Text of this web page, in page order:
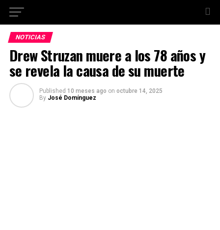
NOTICIAS
Drew Struzan muere a los 78 años y
se revela la causa de su muerte
Published 10 meses ago on octubre 14, 2025
By José Domínguez